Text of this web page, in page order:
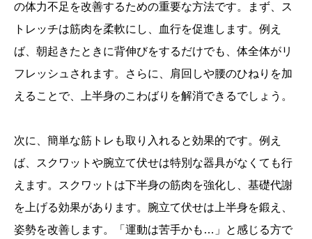
の体力不足を改善するための重要な方法です。まず、ス
トレッチは筋肉を柔軟にし、血行を促進します。例え
ば、朝起きたときに背伸びをするだけでも、体全体がリ
フレッシュされます。さらに、肩回しや腰のひねりを加
えることで、上半身のこわばりを解消できるでしょう。
次に、簡単な筋トレも取り入れると効果的です。例え
ば、スクワットや腕立て伏せは特別な器具がなくても行
えます。スクワットは下半身の筋肉を強化し、基礎代謝
を上げる効果があります。腕立て伏せは上半身を鍛え、
姿勢を改善します。「運動は苦手かも…」と感じる方で